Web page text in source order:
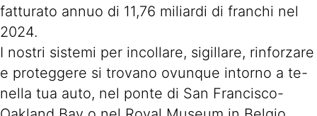
fatturato annuo di 11,76 miliardi di franchi nel
2024.
I nostri sistemi per incollare, sigillare, rinforzare
e proteggere si trovano ovunque intorno a te-
nella tua auto, nel ponte di San Francisco-